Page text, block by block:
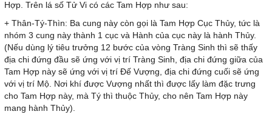
Hợp. Trên lá số Tử Vi có các Tam Hợp như sau:
+ Thân-Tý-Thìn: Ba cung này còn gọi là Tam Hợp Cục Thủy, tức là
nhóm 3 cung này thành 1 cục và Hành của cục này là hành Thủy.
(Nếu dùng lý tiêu trưởng 12 bước của vòng Tràng Sinh thì sẽ thấy
địa chi đứng đầu sẽ ứng với vị trí Tràng Sinh, địa chi đứng giữa của
Tam Hợp này sẽ ứng với vị trí Đế Vượng, địa chi đứng cuối sẽ ứng
với vị trí Mộ. Nơi khí được Vượng nhất thì được lấy làm đặc trưng
cho Tam Hợp này, mà Tý thì thuộc Thủy, cho nên Tam Hợp này
mang hành Thủy).